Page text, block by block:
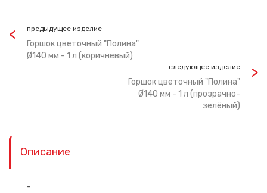
предыдущее изделие
Горшок цветочный "Полина"
Ø140 мм - 1 л (коричневый)
следующее изделие
Горшок цветочный "Полина"
Ø140 мм - 1 л (прозрачно-
зелёный)
Описание
-